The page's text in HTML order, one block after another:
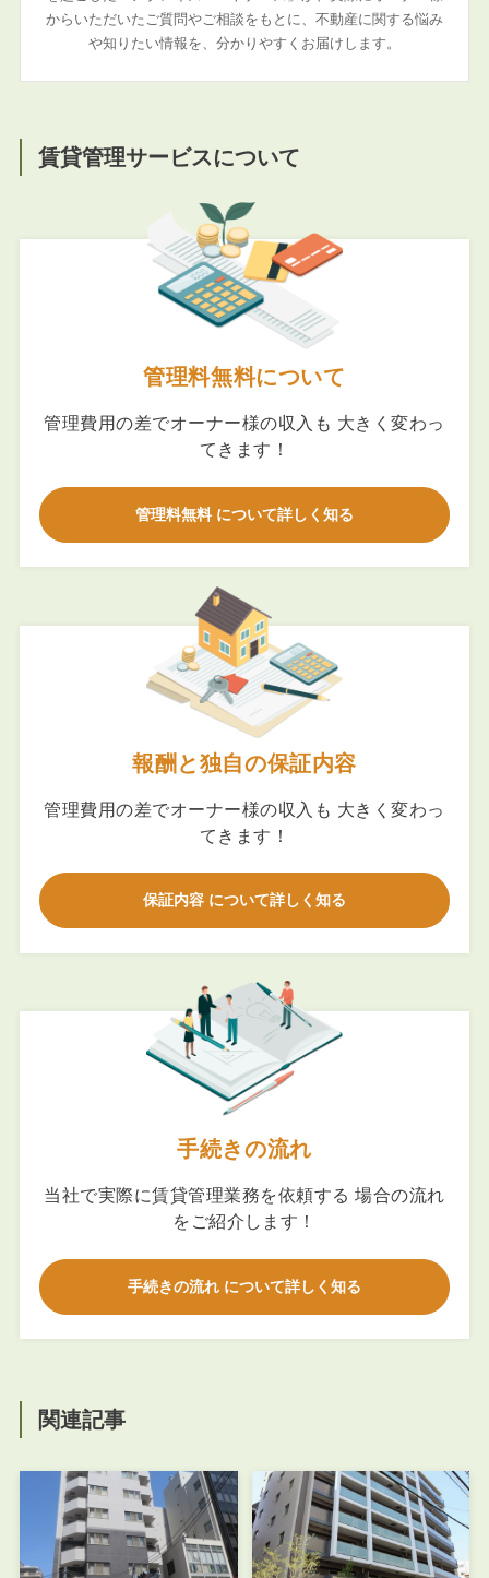
からいただいたご質問やご相談をもとに、不動産に関する悩み
や知りたい情報を、分かりやすくお届けします。
賃貸管理サービスについて
管理料無料について
管理費用の差でオーナー様の収入も 大きく変わっ
てきます！
管理料無料 について詳しく知る
報酬と独自の保証内容
管理費用の差でオーナー様の収入も 大きく変わっ
てきます！
保証内容 について詳しく知る
手続きの流れ
当社で実際に賃貸管理業務を依頼する 場合の流れ
をご紹介します！
手続きの流れ について詳しく知る
関連記事